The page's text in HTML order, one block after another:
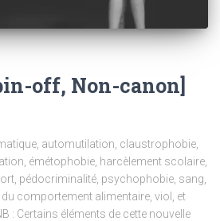
off, Non-canon]
automutilation, claustrophobie,
émétophobie, harcèlement scolaire,
pédocriminalité, psychophobie, sang,
comportement alimentaire, viol, et
: Certains éléments de cette nouvelle